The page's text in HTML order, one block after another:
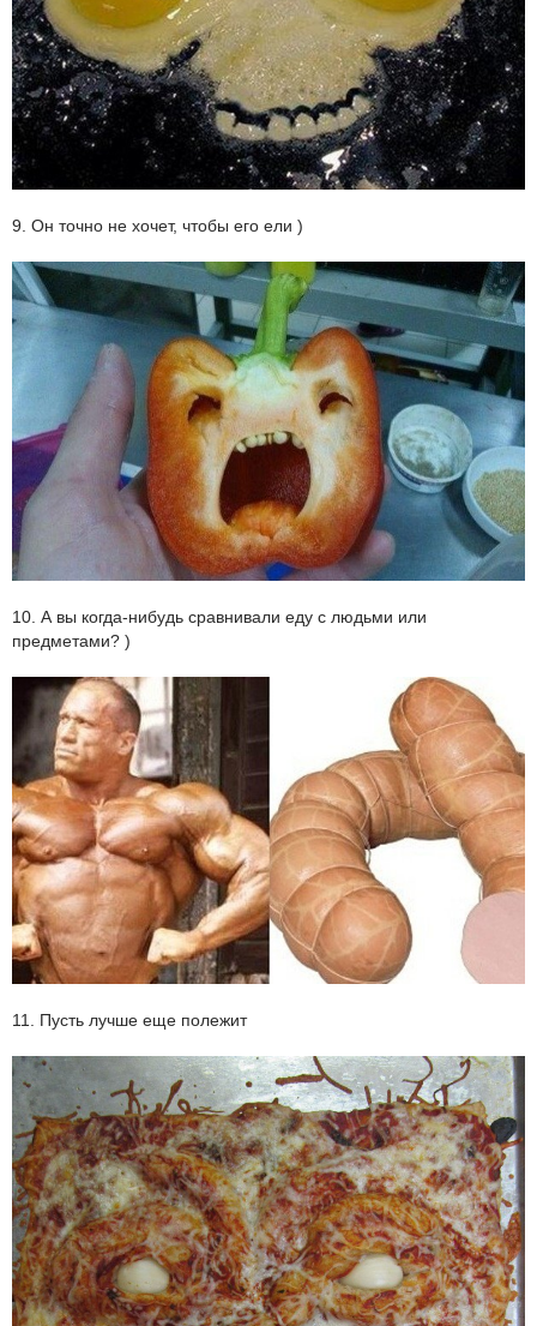
9. Он точно не хочет, чтобы его ели )
10. А вы когда-нибудь сравнивали еду с людьми или
предметами? )
11. Пусть лучше еще полежит